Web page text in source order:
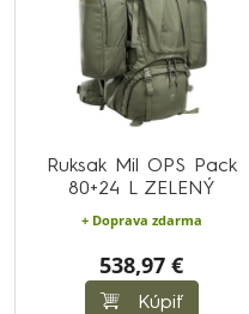
Ruksak Mil OPS Pack
80+24 L ZELENÝ
+ Doprava zdarma
538,97 €
Kúpiť